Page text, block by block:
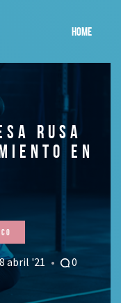
HOME
RUSA
EN
abril '21 0